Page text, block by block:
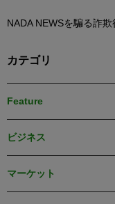
NADA NEWSを騙る詐
カテゴリ
Feature
ビジネス
マーケット